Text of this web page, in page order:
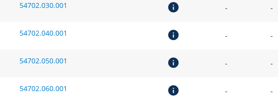
54702.030.001 - -
54702.040.001 - -
54702.050.001 - -
54702.060.001 - -